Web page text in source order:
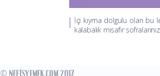
İçi kıyma dolgulu olan bu
kalabalık misafir
© NEFISYEMEK.COM 2017.